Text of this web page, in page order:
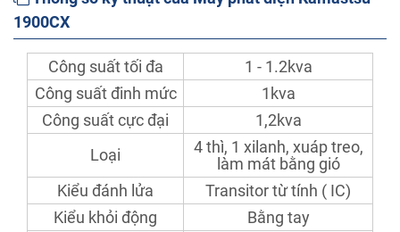
1900CX
Công suất tối đa
1 - 1.2kva
Công suất đinh mức
1kva
Công suất cực đại
1,2kva
Loại
4 thì, 1 xilanh, xuáp treo,
làm mát bằng gió
Kiểu đánh lửa
Transitor từ tính ( IC)
Kiểu khỏi động
Bằng tay